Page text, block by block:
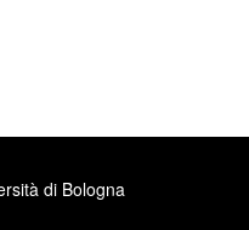
di Bologna